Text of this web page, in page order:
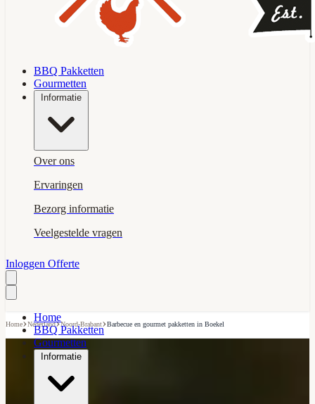
BBQ Pakketten
Gourmetten
Informatie
Over ons
Ervaringen
Bezorg informatie
Veelgestelde vragen
Inloggen Offerte
Home
BBQ Pakketten
Gourmetten
Informatie
Home›Nederland›Noord-Brabant›Barbecue en gourmet pakketten in Boekel